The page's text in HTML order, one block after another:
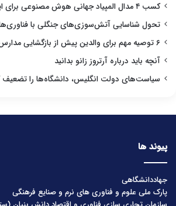
کسب ۴ مدال المپیاد جهانی هوش مصنوعی برای ایران
تحول شناسایی آتش‌سوزی‌های جنگلی با
۶ توصیه مهم برای والدین پیش از بازگشایی مدارس
آنچه باید درباره آرتروز زانو بدانید
سیاست‌های دولت انگلیس، دانشگاه‌ها را تضعیف
پیوند ها
جهاددانشگاهی
پارک ملی علوم و فناوری های نرم و صنایع فرهنگی